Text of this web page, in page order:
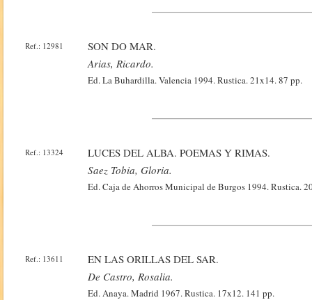
Ref.: 12981
SON DO MAR.
Arias, Ricardo.
Ed. La Buhardilla. Valencia 1994. Rustica. 21x14. 87 pp.
Ref.: 13324
LUCES DEL ALBA. POEMAS Y RIMAS.
Saez Tobia, Gloria.
Ed. Caja de Ahorros Municipal de Burgos 1994. Rustica.
Ref.: 13611
EN LAS ORILLAS DEL SAR.
De Castro, Rosalia.
Ed. Anaya. Madrid 1967. Rustica. 17x12. 141 pp.